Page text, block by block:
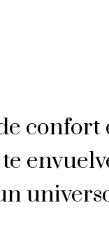
confort